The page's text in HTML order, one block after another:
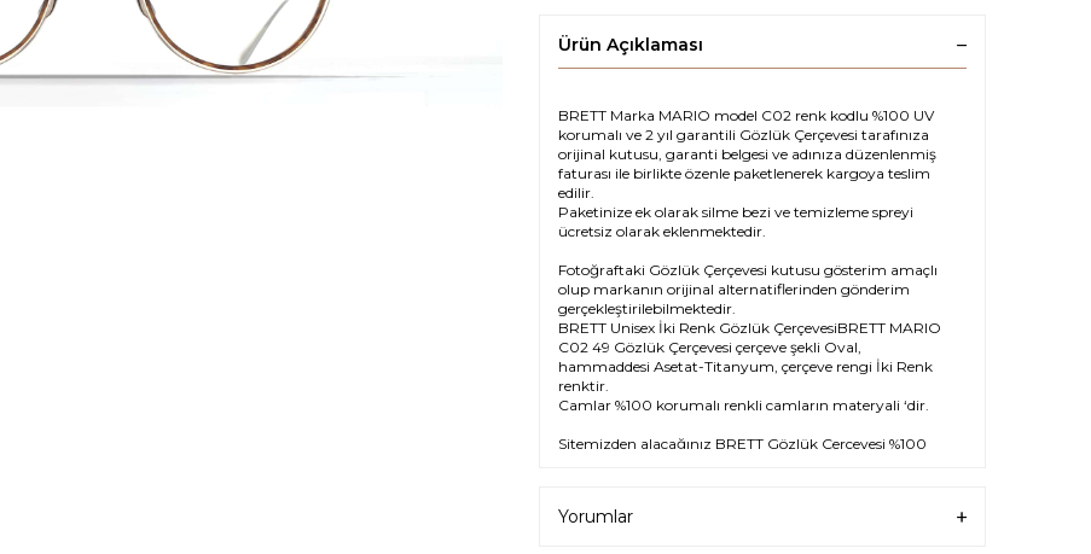
Ürün Açıklaması
BRETT Marka MARIO model C02 renk kodlu %100 UV
korumalı ve 2 yıl garantili Gözlük Çerçevesi tarafınıza
orijinal kutusu, garanti belgesi ve adınıza düzenlenmiş
faturası ile birlikte özenle paketlenerek kargoya teslim
edilir.
Paketinize ek olarak silme bezi ve temizleme spreyi
ücretsiz olarak eklenmektedir.
Fotoğraftaki Gözlük Çerçevesi kutusu gösterim amaçlı
olup markanın orijinal alternatiflerinden gönderim
gerçekleştirilebilmektedir.
BRETT Unisex İki Renk Gözlük ÇerçevesiBRETT MARIO
C02 49 Gözlük Çerçevesi çerçeve şekli Oval,
hammaddesi Asetat-Titanyum, çerçeve rengi İki Renk
renktir.
Camlar %100 korumalı renkli camların materyali ‘dir.
Sitemizden alacağınız BRETT Gözlük Çerçevesi %100
Yorumlar